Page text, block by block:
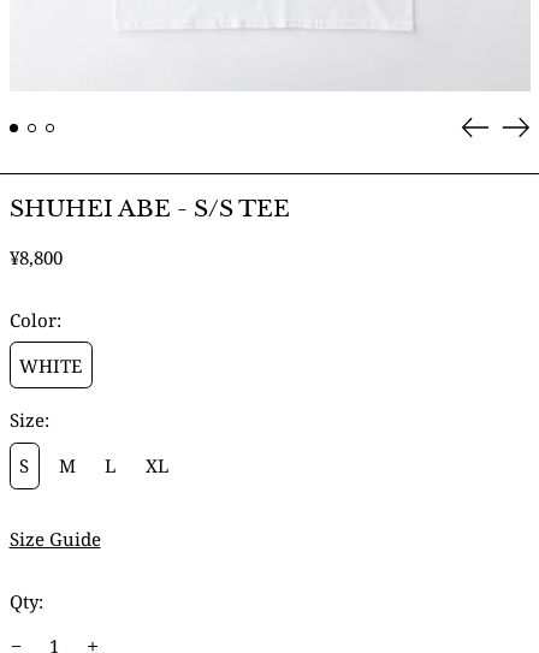
Prev
SHUHEI ABE - S/S TEE
通
価
格
¥8,800
Color:
WHITE
Size:
S
M L XL
Size Guide
Qty: